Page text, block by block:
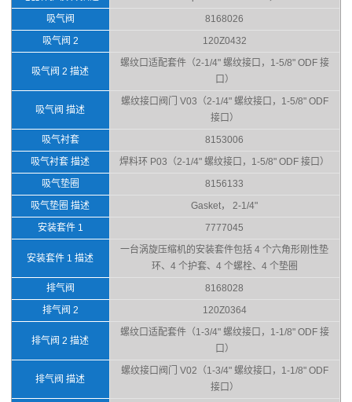
吸气阀
8168026
吸气阀 2
120Z0432
吸气阀 2 描述
螺纹口适配套件（2-1/4" 螺纹接口，1-5/8" ODF 接
口）
吸气阀 描述
螺纹接口阀门 V03（2-1/4" 螺纹接口，1-5/8" ODF
接口）
吸气衬套
8153006
吸气衬套 描述
焊料环 P03（2-1/4" 螺纹接口，1-5/8" ODF 接口）
吸气垫圈
8156133
吸气垫圈 描述
Gasket， 2-1/4"
安装套件 1
7777045
安装套件 1 描述
一台涡旋压缩机的安装套件包括 4 个六角形刚性垫
环、4 个护套、4 个螺栓、4 个垫圈
排气阀
8168028
排气阀 2
120Z0364
排气阀 2 描述
螺纹口适配套件（1-3/4" 螺纹接口，1-1/8" ODF 接
口）
排气阀 描述
螺纹接口阀门 V02（1-3/4" 螺纹接口，1-1/8" ODF
接口）